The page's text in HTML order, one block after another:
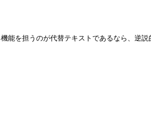
を担うのが代替テキストであるなら、逆